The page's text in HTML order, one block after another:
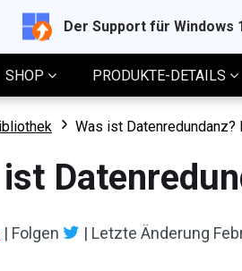
Der Support für Windows
SHOP PRODUKTE-DETAILS
Was ist
ist
| Folgen | Letzte Änderung